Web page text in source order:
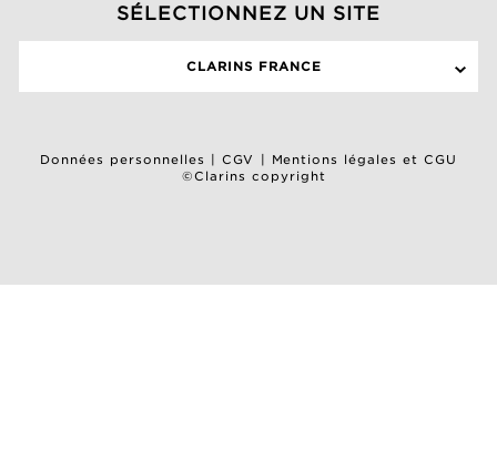
SÉLECTIONNEZ UN SITE
CLARINS FRANCE
Données personnelles CGV
Mentions légales et CGU
©Clarins copyright